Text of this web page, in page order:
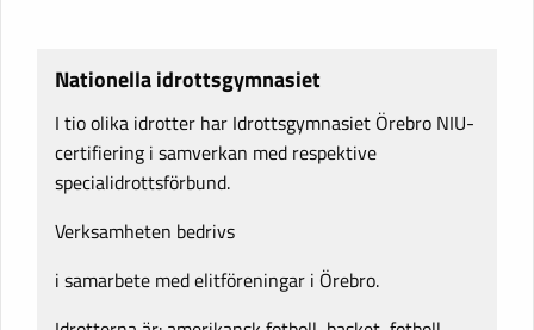
Nationella idrottsgymnasiet
I tio olika idrotter har Idrottsgymnasiet Örebro NIU-
certifiering i samverkan med respektive
specialidrottsförbund.
Verksamheten bedrivs
i samarbete med elitföreningar i Örebro.